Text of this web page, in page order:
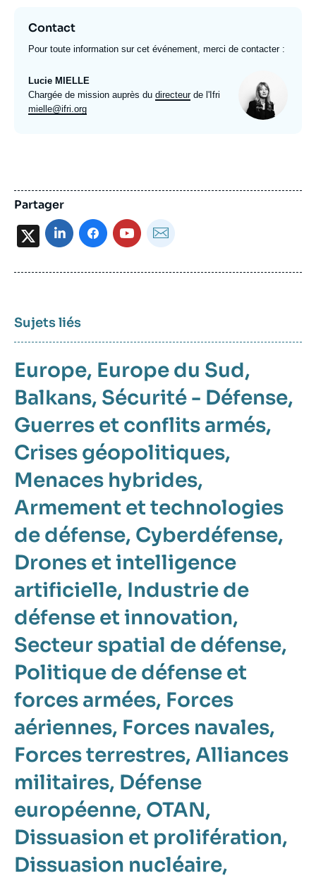
Contact
Pour toute information sur cet événement, merci de contacter :
Lucie MIELLE
Intitulé
du
Chargée de mission auprès du directeurde l'Ifri
Email
mielle@ifri.org
Partager
X
Sujets liés
Europe Europe du Sud
Balkans Sécurité - Défense
Guerres et conflits armés
Crises géopolitiques
Menaces hybrides
Armement et technologies
de défense Cyberdéfense
Drones et intelligence
artificielle Industrie de
défense et innovation
Secteur spatial de défense
Politique de défense et
forces armées Forces
aériennes Forces navales
Forces terrestres Alliances
militaires Défense
européenne OTAN
Dissuasion et prolifération
Dissuasion nucléaire